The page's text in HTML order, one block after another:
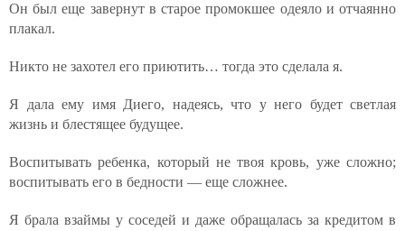
Он был еще завернут в старое промокшее одеяло и отчаянно
плакал.
Никто не захотел его приютить… тогда это сделала я.
Я дала ему имя Диего, надеясь, что у него будет светлая
жизнь и блестящее будущее.
Воспитывать ребенка, который не твоя кровь, уже сложно;
воспитывать его в бедности — еще сложнее.
Я брала взаймы у соседей и даже обращалась за кредитом в